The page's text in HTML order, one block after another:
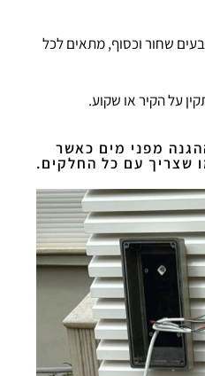
שחור וכסוף, מתאים לכל
על הקיר או שקוע.
מפני מים כאשר
שצריך עם כל החלקים.